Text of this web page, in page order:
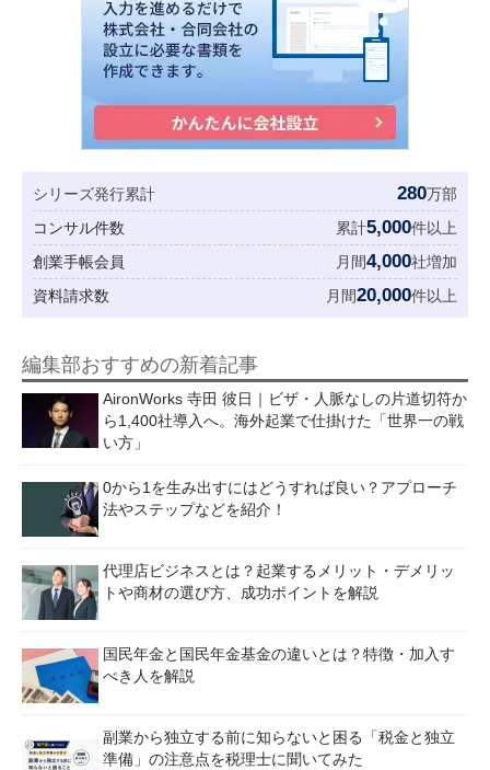
シリーズ発行累計 280万部
コンサル件数
累計5,000件以上
創業手帳会員
月間4,000社増加
資料請求数
月間20,000件以上
編集部おすすめの新着記事
AironWorks 寺田 彼日｜ビザ・人脈なしの片道切符か
ら1,400社導入へ。海外起業で仕掛けた「世界一の戦
い方」
0から1を生み出すにはどうすれば良い？アプローチ
法やステップなどを紹介！
代理店ビジネスとは？起業するメリット・デメリッ
トや商材の選び方、成功ポイントを解説
国民年金と国民年金基金の違いとは？特徴・加入す
べき人を解説
副業から独立する前に知らないと困る「税金と独立
準備」の注意点を税理士に聞いてみた